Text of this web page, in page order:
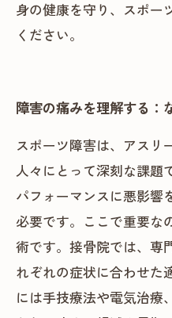
身の健康を守り、スポー
ください。
障害の痛みを理解する：
スポーツ障害は、アスリ
人々にとって深刻な課題
パフォーマンスに悪影響
必要です。ここで重要な
術です。接骨院では、専
れぞれの症状に合わせた
には手技療法や電気治療